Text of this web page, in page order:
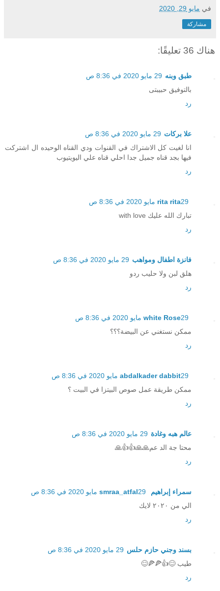
في مايو 29, 2020
مشاركة
هناك 36 تعليقًا:
طبق وبنه 29 مايو 2020 في 8:36 ص
بالتوفيق حبيبتى
رد
علا بركات 29 مايو 2020 في 8:36 ص
انا لغيت كل الاشتراك في القنوات ودي القناه الوحيده ال اشتركت
فيها بجد قناه جميل جدا احلي قناه علي اليويتيوب
رد
rita rita29 مايو 2020 في 8:36 ص
تبارك الله عليك with love
رد
فانزة اطفال ومواهب 29 مايو 2020 في 8:36 ص
هلق لبن ولا حليب ردو
رد
white Rose29 مايو 2020 في 8:36 ص
ممكن نستغني عن البيضة؟؟؟
رد
abdalkader dabbit29 مايو 2020 في 8:36 ص
ممكن طريقة عمل صوص البيتزا في البيت ؟
رد
عالم هبه وغادة 29 مايو 2020 في 8:36 ص
محتا جة الد عم🙏🙏👍👍🙏
رد
سمراء إبراهيم smraa_atfal
29 مايو 2020 في 8:36 ص
الي من ٢٠٢٠ لايك
رد
بسند وجني حازم حلس 29 مايو 2020 في 8:36 ص
طيب 😊👍🍕🍕😊
رد